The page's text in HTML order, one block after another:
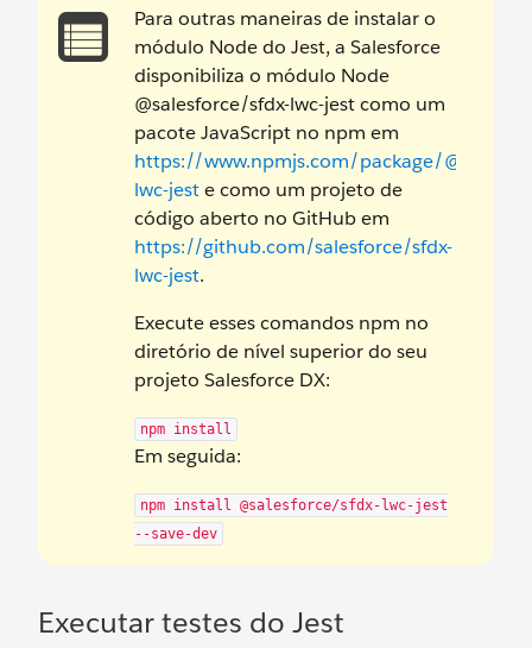
Para outras maneiras de instalar o
módulo Node do Jest, a Salesforce
disponibiliza o módulo Node
@salesforce/sfdx-lwc-jest como um
pacote JavaScript no npm em
https://www.npmjs.com/package/
lwc-jeste como um projeto de
código aberto no GitHub em
https://github.com/salesforce/sfdx-
lwc-jest.
Execute esses comandos npm no
diretório de nível superior do seu
projeto Salesforce DX:
npm install
Em seguida:
npm install @salesforce/sfdx-lwc-jest
--save-dev
Executar testes do Jest